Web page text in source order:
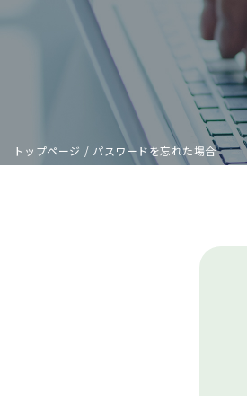
トップページ / パスワードを忘れた場合